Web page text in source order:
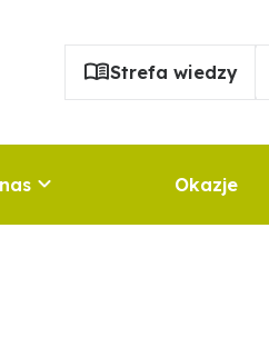
Strefa wiedzy
Okazje